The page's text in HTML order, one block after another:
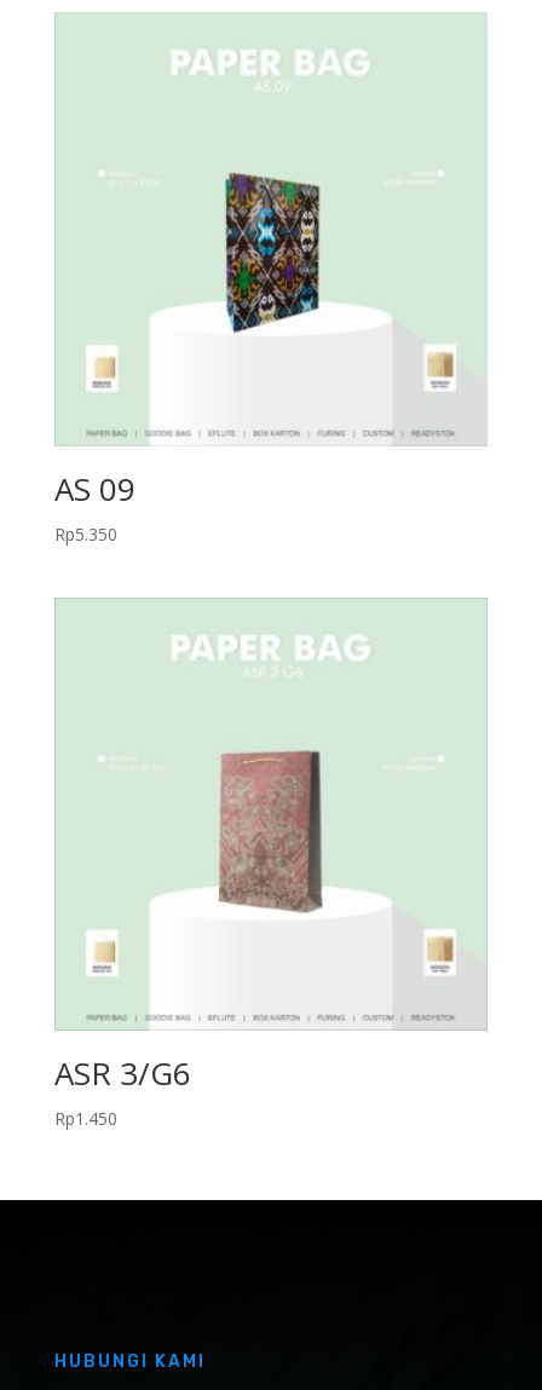
AS 09
Rp5.350
ASR 3/G6
Rp1.450
HUBUNGI KAMI